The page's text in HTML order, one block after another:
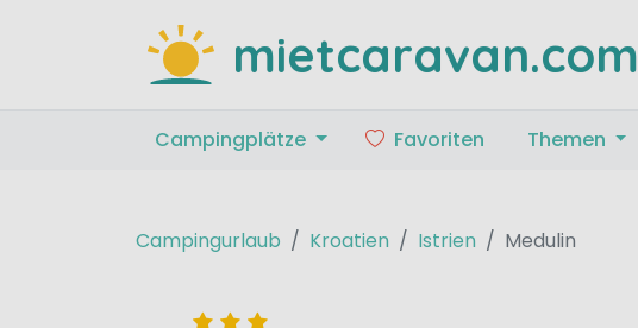
mietcaravan.com
Campingplätze Favoriten Themen
Campingurlaub Kroatien Istrien Medulin